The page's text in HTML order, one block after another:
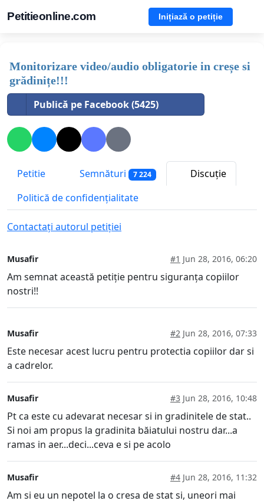
Petitieonline.com Inițiază o petiție
Monitorizare video/audio obligatorie in creșe si
grădinițe!!!
Publică pe Facebook (5425)
Petitie Semnături 7 224
Discuție
Politică de confidențialitate
Contactați autorul petiției
Musafir #1 Jun 28, 2016, 06:20
Am semnat această petiție pentru siguranța copiilor
nostri!!
Musafir #2 Jun 28, 2016, 07:33
Este necesar acest lucru pentru protectia copiilor dar si
a cadrelor.
Musafir #3 Jun 28, 2016, 10:48
Pt ca este cu adevarat necesar si in gradinitele de stat..
Si noi am propus la gradinita băiatului nostru dar...a
ramas in aer...deci...ceva e si pe acolo
Musafir #4 Jun 28, 2016, 11:32
Am si eu un nepotel la o cresa de stat si, uneori mai